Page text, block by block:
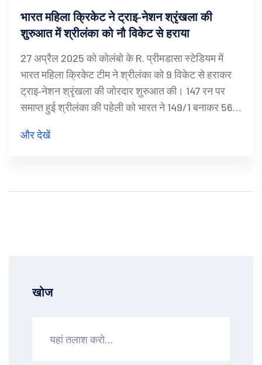
भारत महिला क्रिकेट ने ट्राइ‑नेशन श्रृंखला की
शुरुआत में श्रीलंका को नौ विकेट से हराया
27 अप्रैल 2025 को कोलंबो के R. प्रीमडासा स्टेडियम में
भारत महिला क्रिकेट टीम ने श्रीलंका को 9 विकेट से हराकर
ट्राइ‑नेशन श्रृंखला की जोरदार शुरुआत की। 147 रन पर
समाप्त हुई श्रीलंका की पहेली को भारत ने 149/1 बनाकर 56
जबकि शीर्ष बल्लेबाज़ों ने लक्ष्य आसानी से हासिल किया। यह
और देखें
खोज